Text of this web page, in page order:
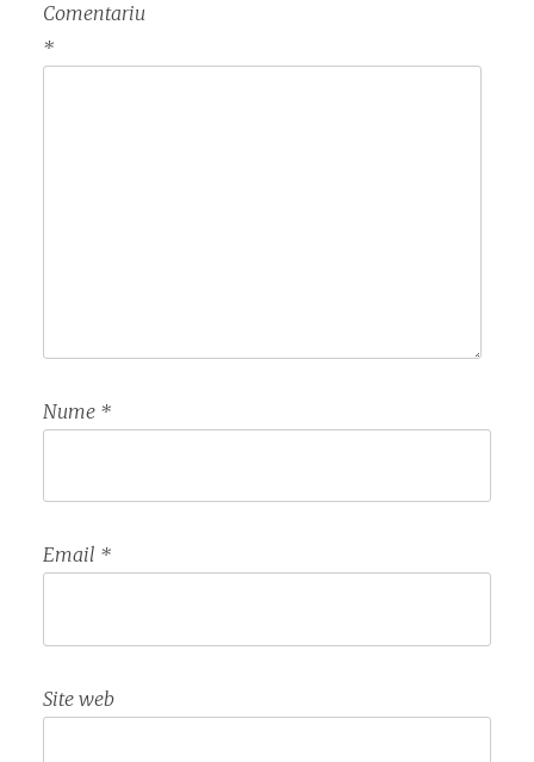
Comentariu
*
Nume *
Email *
Site web